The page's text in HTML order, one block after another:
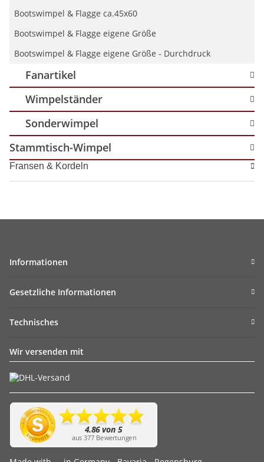
Bootswimpel & Flagge ca.45x60
Bootswimpel & Flagge eigene Größe
Bootswimpel & Flagge eigene Größe - Durchdruck
Fanartikel
Wimpelständer
Sonderwimpel
Stammtisch-Wimpel
Fransen & Kordeln
Informationen
Gesetzliche Informationen
Technisches
Wir versenden mit